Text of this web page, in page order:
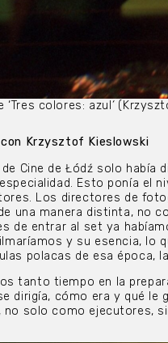
colores: azul ‘
Krzysztof Kieslowski
de Cine de Łódź solo
Esto ponía el
Los directores de
una manera distinta, no
de entrar al set ya
y su esencia, lo
polacas de esa época,
tanto tiempo en la
dirigía, cómo era y qué
no solo como ejecutores,